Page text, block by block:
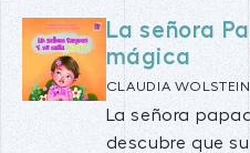
La señora
mágica
CLAUDIA
La señora
descubre que